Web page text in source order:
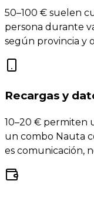
50–100 € suelen
persona durante
según provincia y
Recargas y
10–20 € permiten
un combo Nauta
es comunicación,